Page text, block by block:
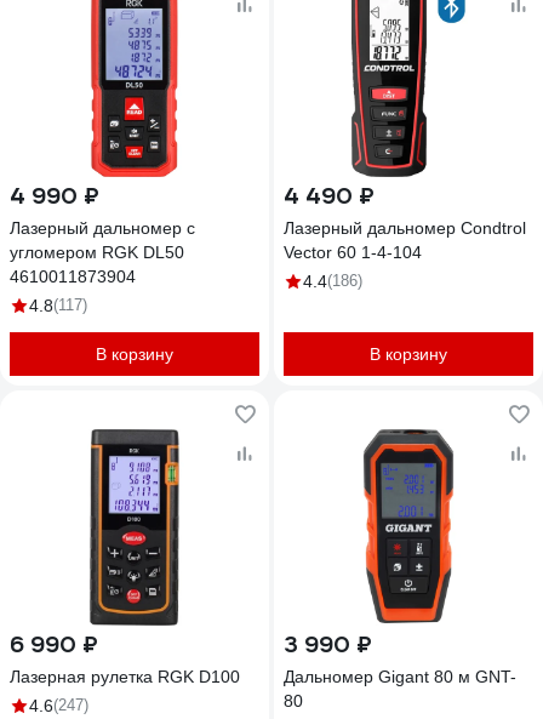
4 990 ₽
Лазерный дальномер с
угломером RGK DL50
4610011873904
4.8(117)
В корзину
4 490 ₽
Лазерный дальномер Condtrol
Vector 60 1-4-104
4.4(186)
В корзину
6 990 ₽
Лазерная рулетка RGK D100
4.6(247)
3 990 ₽
Дальномер Gigant 80 м GNT-
80